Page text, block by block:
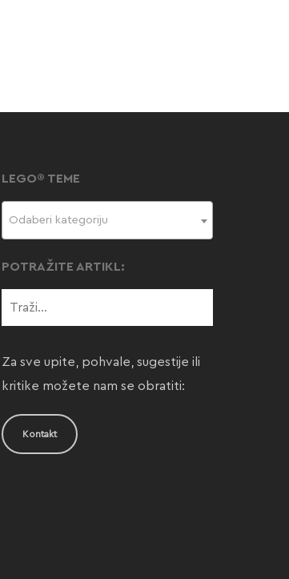
LEGO® TEME
Odaberi kategoriju
POTRAŽITE ARTIKL:
Za sve upite, pohvale, sugestije ili
kritike možete nam se obratiti:
Kontakt